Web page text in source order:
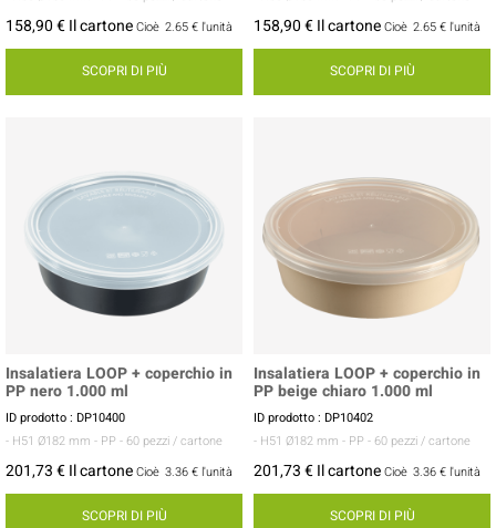
158,90 € Il cartoneCioè 2.65 € l'unità
SCOPRI DI PIÙ
158,90 € Il cartoneCioè 2.65 € l'unità
SCOPRI DI PIÙ
Insalatiera LOOP + coperchio in
PP nero 1.000 ml
ID prodotto : DP10400
- H51 Ø182 mm - PP - 60 pezzi / cartone
201,73 € Il cartoneCioè 3.36 € l'unità
SCOPRI DI PIÙ
Insalatiera LOOP + coperchio in
PP beige chiaro 1.000 ml
ID prodotto : DP10402
- H51 Ø182 mm - PP - 60 pezzi / cartone
201,73 € Il cartoneCioè 3.36 € l'unità
SCOPRI DI PIÙ